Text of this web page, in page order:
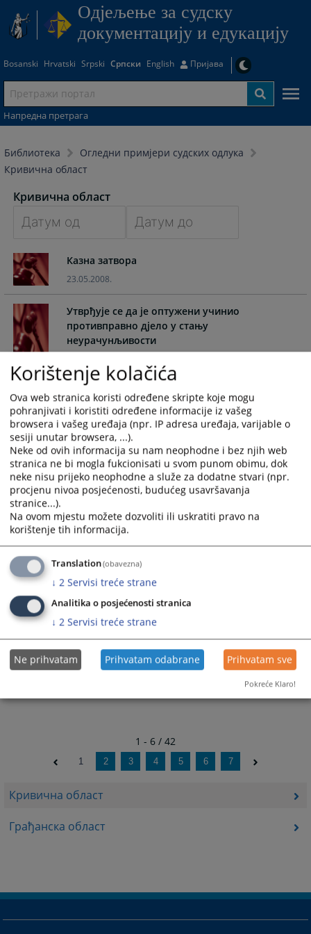
Одjељење за судску
документацију и едукацију
Bosanski Hrvatski Srpski Српски English Пријава
Напредна претрага
Библиотека
Огледни примјери судских одлука
Кривична област
Кривична област
Грађанска област
Кривична област
forward
to
interact
with
the
calendar
and
select
a
date.
Press
the
question
mark
key
to
get
the
keyboard
shortcuts
for
changing
dates.
forward
interact
with
the
calendar
and
select
a
date.
Press
the
question
mark
key
to
the
keyboard
shortcuts
for
changing
dates.
Казна затвора
23.05.2008.
Утврђује се да је оптужени учинио
противправно дјело у стању
неурачунљивости
Одређивање притвора
23.05.2008.
Пресуда којом се оптужени ослобађа од
оптужбе и оглашава кривим
23.05.2008.
кривичну одговорност - Неурачунљивост
кривње
23.05.2008.
1 - 6 / 42
1 2 3 4 5 6 7
Korištenje kolačića
Ova web stranica koristi određene skripte koje mogu
pohranjivati i koristiti određene informacije iz vašeg
browsera i vašeg uređaja (npr. IP adresa uređaja, varijable o
sesiji unutar browsera, ...).
Neke od ovih informacija su nam neophodne i bez njih web
stranica ne bi mogla fukcionisati u svom punom obimu, dok
neke nisu prijeko neophodne a služe za dodatne stvari (npr.
procjenu nivoa posjećenosti, budućeg usavršavanja
stranice...).
Na ovom mjestu možete dozvoliti ili uskratiti pravo na
korištenje tih informacija.
Translation(obavezna)
↓ 2 Servisi treće strane
Analitika o posjećenosti stranica
↓ 2 Servisi treće strane
Ne prihvatam Prihvatam odabrane Prihvatam sve
Pokreće Klaro!